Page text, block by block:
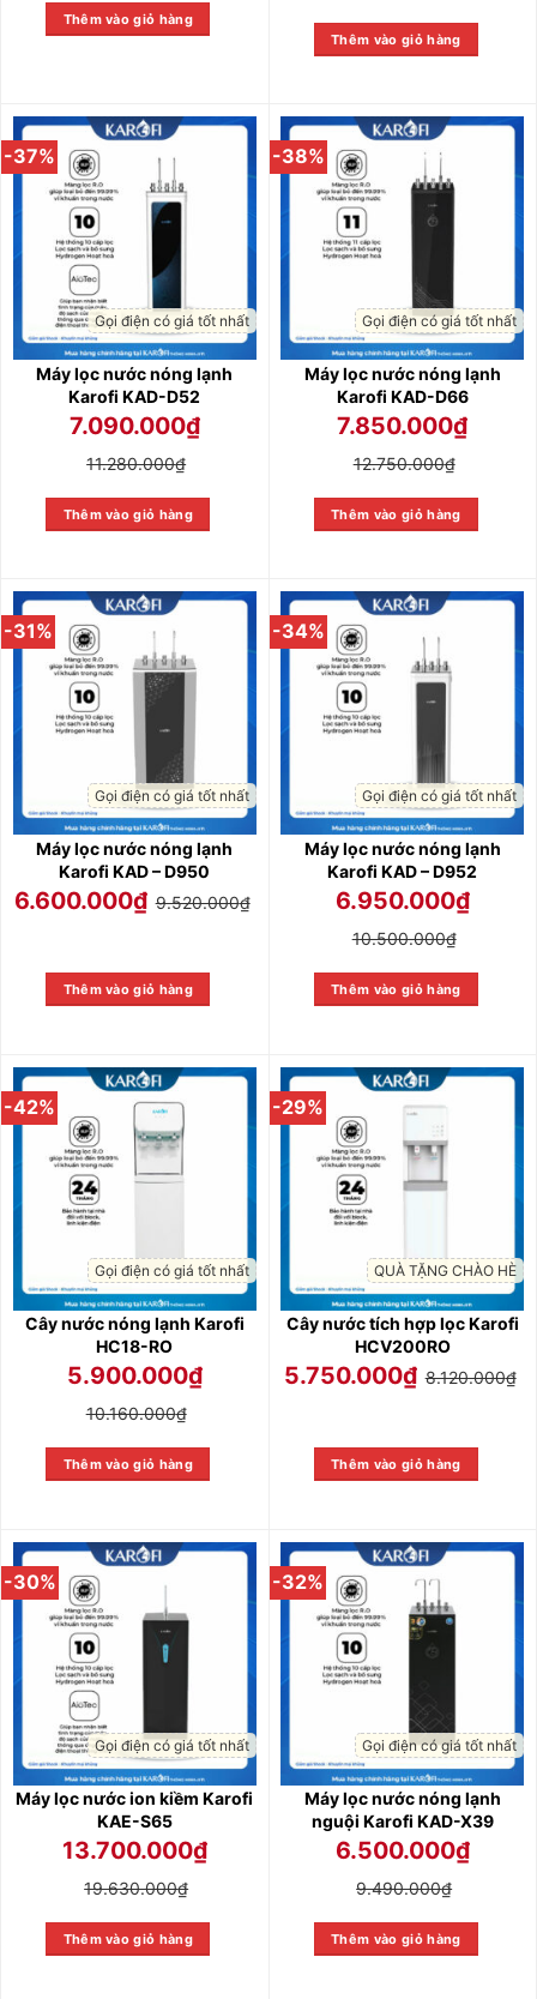
Thêm vào giỏ hàng
Thêm vào giỏ hàng
-37%
Gọi điện có giá tốt nhất
Máy lọc nước nóng lạnh
Karofi KAD-D52
7.090.000₫
11.280.000₫
Thêm vào giỏ hàng
-38%
Gọi điện có giá tốt nhất
Máy lọc nước nóng lạnh
Karofi KAD-D66
7.850.000₫
12.750.000₫
Thêm vào giỏ hàng
-31%
Gọi điện có giá tốt nhất
Máy lọc nước nóng lạnh
Karofi KAD – D950
6.600.000₫ 9.520.000₫
Thêm vào giỏ hàng
-34%
Gọi điện có giá tốt nhất
Máy lọc nước nóng lạnh
Karofi KAD – D952
6.950.000₫
10.500.000₫
Thêm vào giỏ hàng
-42%
Gọi điện có giá tốt nhất
Cây nước nóng lạnh Karofi
HC18-RO
5.900.000₫
10.160.000₫
Thêm vào giỏ hàng
-29%
QUÀ TẶNG CHÀO HÈ
Cây nước tích hợp lọc Karofi
HCV200RO
5.750.000₫ 8.120.000₫
Thêm vào giỏ hàng
-30%
Gọi điện có giá tốt nhất
Máy lọc nước ion kiềm Karofi
KAE-S65
13.700.000₫
19.630.000₫
Thêm vào giỏ hàng
-32%
Gọi điện có giá tốt nhất
Máy lọc nước nóng lạnh
nguội Karofi KAD-X39
6.500.000₫
9.490.000₫
Thêm vào giỏ hàng